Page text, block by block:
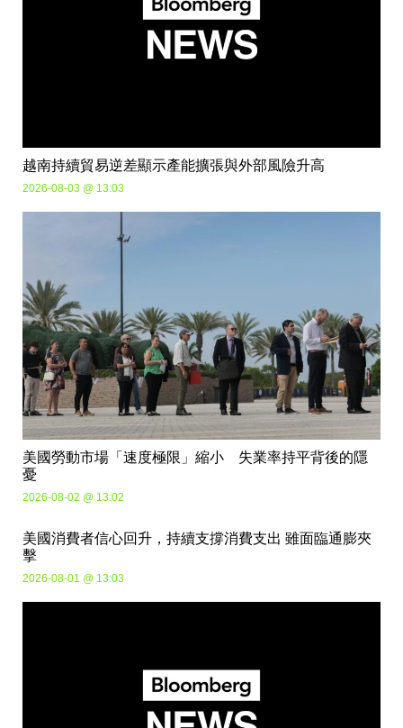
越南持續貿易逆差顯示產能擴張與外部風險升高
2026-08-03 @ 13:03
美國勞動市場「速度極限」縮小 失業率持平背後的隱
憂
2026-08-02 @ 13:02
美國消費者信心回升，持續支撐消費支出 雖面臨通膨夾
擊
2026-08-01 @ 13:03